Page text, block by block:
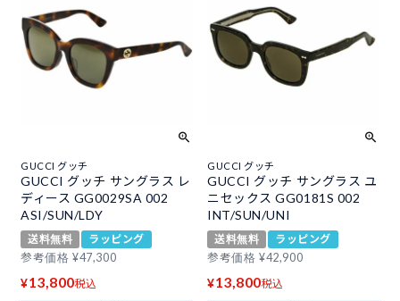
GUCCI グッチ
GUCCI グッチ サングラス レ
ディース GG0029SA 002
ASI/SUN/LDY
送料無料
ラッピング
参考価格 ¥47,300
¥13,800税込
GUCCI グッチ
GUCCI グッチ サングラス ユ
ニセックス GG0181S 002
INT/SUN/UNI
送料無料
ラッピング
参考価格 ¥42,900
¥13,800税込